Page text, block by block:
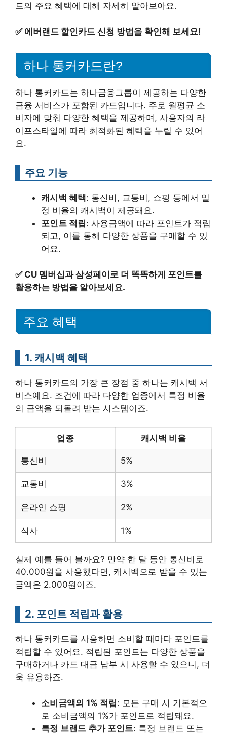
드의 주요 혜택에 대해 자세히 알아보아요.
✅ 에버랜드 할인카드 신청 방법을 확인해 보세요!
하나 통커카드란?
하나 통커카드는 하나금융그룹이 제공하는 다양한
금융 서비스가 포함된 카드입니다. 주로 월평균 소
비자에 맞춰 다양한 혜택을 제공하며, 사용자의 라
이프스타일에 따라 최적화된 혜택을 누릴 수 있어
요.
주요 기능
캐시백 혜택: 통신비, 교통비, 쇼핑 등에서 일
정 비율의 캐시백이 제공돼요.
포인트 적립: 사용금액에 따라 포인트가 적립
되고, 이를 통해 다양한 상품을 구매할 수 있
어요.
✅ CU 멤버십과 삼성페이로 더 똑똑하게 포인트를
활용하는 방법을 알아보세요.
주요 혜택
1. 캐시백 혜택
하나 통커카드의 가장 큰 장점 중 하나는 캐시백 서
비스예요. 조건에 따라 다양한 업종에서 특정 비율
의 금액을 되돌려 받는 시스템이죠.
업종 캐시백 비율
통신비 5%
교통비 3%
온라인 쇼핑 2%
식사 1%
실제 예를 들어 볼까요? 만약 한 달 동안 통신비로
40.000원을 사용했다면, 캐시백으로 받을 수 있는
금액은 2.000원이죠.
2. 포인트 적립과 활용
하나 통커카드를 사용하면 소비할 때마다 포인트를
적립할 수 있어요. 적립된 포인트는 다양한 상품을
구매하거나 카드 대금 납부 시 사용할 수 있으니, 더
욱 유용하죠.
소비금액의 1% 적립: 모든 구매 시 기본적으
로 소비금액의 1%가 포인트로 적립돼요.
특정 브랜드 추가 포인트: 특정 브랜드 또는